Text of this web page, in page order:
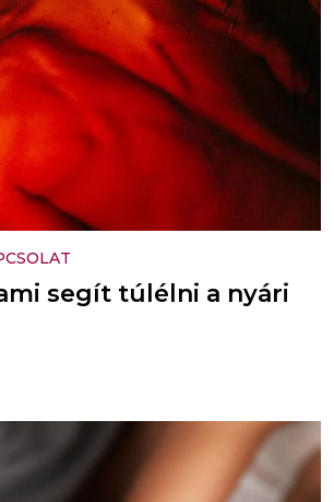
segít túlélni a nyári